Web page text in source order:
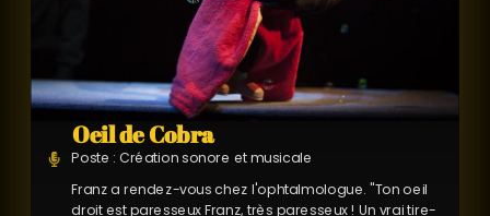
Oeil de Cobra
Poste : Création sonore et musicale
Franz a rendez-vous chez l'ophtalmologue. "Ton oeil
droit est paresseux Franz, très paresseux ! Un vrai tire-